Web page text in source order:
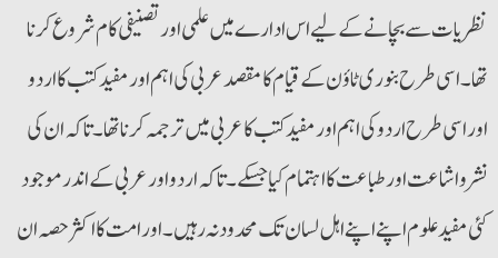
نظریات سے بچانے کے لیے اس ادارے میں علمی اور تصنیفی کام شروع کرنا
تھا۔ اسی طرح بنوری ٹاؤن کے قیام کا مقصد عربی کی اہم اور مفید کتب کا اردو
اور اسی طرح اردو کی اہم اورمفید کتب کا عربی میں ترجمہ کرنا تھا۔ تاکہ ان کی
نشرواشاعت اور طباعت کا اہتمام کیا جسکے۔ تاکہ اردواورعربی کے اندر موجود
کئی مفید علوم اپنے اپنے اہل لسان تک محدود نہ رہیں۔ اور امت کا اکثر حصہ ان